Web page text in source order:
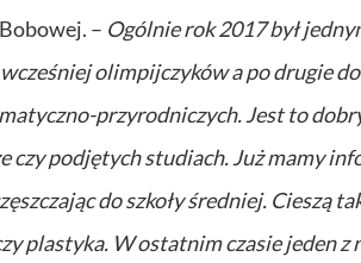
– Ogólnie rok 2017 był
olimpijczyków a po drugie
przyrodniczych. Jest to
czy podjętych studiach. Już mamy
do szkoły średniej. Cieszą
plastyka. W ostatnim czasie jeden z